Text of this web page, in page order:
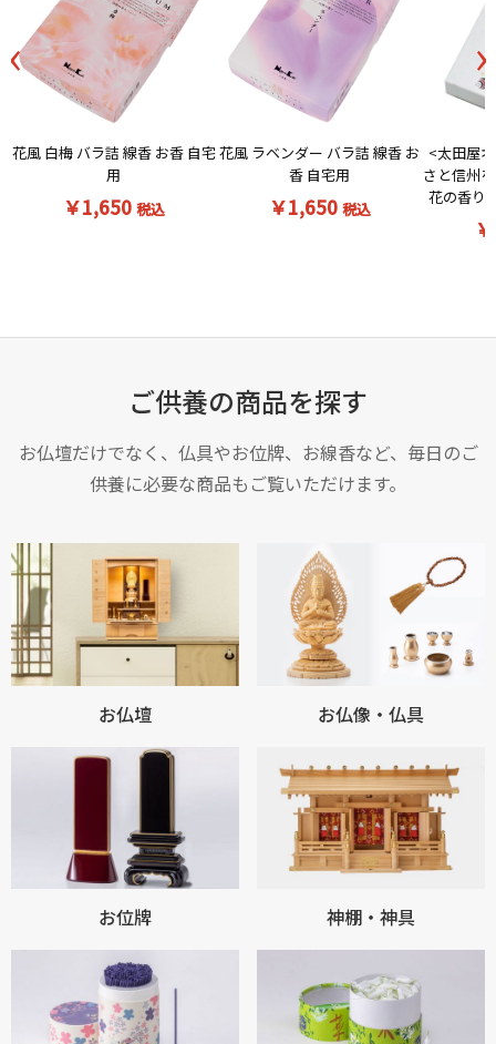
お買い物を続ける カートへ進む
‹
花風 白梅 バラ詰 線香 お香 自宅
用
￥1,650 税込
花風 ラベンダー バラ詰 線香 お
香 自宅用
￥1,650 税込
<太田屋
さと信州
花の香り
›
ご供養の商品を探す
お仏壇だけでなく、仏具やお位牌、お線香など、毎日のご
供養に必要な商品もご覧いただけます。
お仏壇 お仏像・仏具
お位牌 神棚・神具